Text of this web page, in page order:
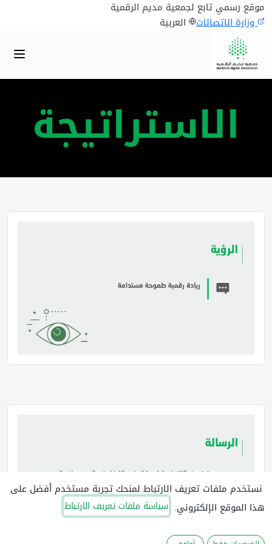
موقع رسمي تابع لجمعية مديم الرقمية
وزارة الاتصالات
العربية
الاستراتيجة
نستخدم ملفات تعريف الارتباط لمنحك تجربة مستخدم أفضل على
هذا الموقع الإلكتروني. سياسة ملفات تعريف الارتباط